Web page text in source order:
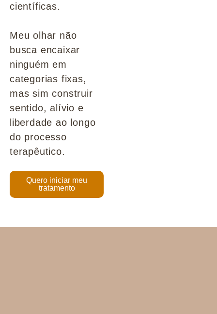
científicas.
Meu olhar não
busca encaixar
ninguém em
categorias fixas,
mas sim construir
sentido, alívio e
liberdade ao longo
do processo
terapêutico.
Quero iniciar meu
tratamento